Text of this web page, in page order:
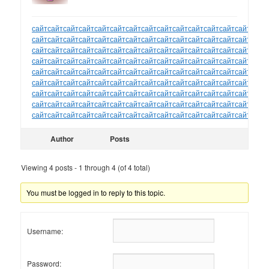
сайтсайтсайтсайтсайтсайтсайтсайтсайтсайтсайтсайтсайтсайт
сайтсайтсайтсайтсайтсайтсайтсайтсайтсайтсайтсайтсайтсайт
сайтсайтсайтсайтсайтсайтсайтсайтсайтсайтсайтсайтсайтсайт
сайтсайтсайтсайтсайтсайтсайтсайтсайтсайтсайтсайтсайтсайт
сайтсайтсайтсайтсайтсайтсайтсайтсайтсайтсайтсайтсайтсайт
сайтсайтсайтсайтсайтсайтсайтсайтсайтсайтсайтсайтсайтсайт
сайтсайтсайтсайтсайтсайтсайтсайтсайтсайтсайтсайтсайтсайт
сайтсайтсайтсайтсайтсайтсайтсайтсайтсайтсайтсайтсайтсайт
сайтсайтсайтсайтсайтсайтсайтсайтсайтсайтсайтсайтсайтсайт
Author Posts
Viewing 4 posts - 1 through 4 (of 4 total)
You must be logged in to reply to this topic.
Username:
Password: